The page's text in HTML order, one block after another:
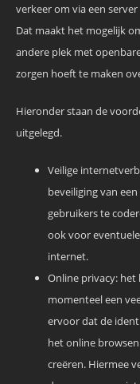
verkeer om via een
Dat maakt het mogelijk
andere plek met
zorgen hoeft te maken
Hieronder staan de
uitgelegd.
Veilige
beveiliging van
gebruikers te
ook voor eventuele
internet.
Online privacy: het
momenteel een
ervoor dat de
het online
creëren. Hiermee